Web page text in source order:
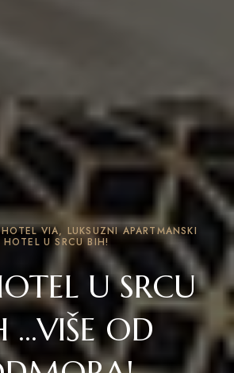
VIA, LUKSUZNI APARTMANSKI
HOTEL U SRCU BIH!
U SRCU
...VIŠE OD